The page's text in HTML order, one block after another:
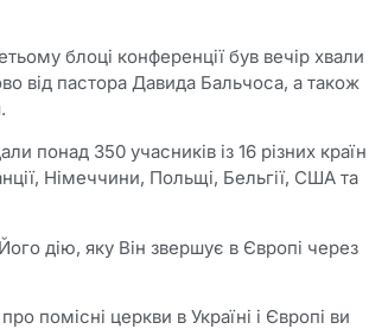
блоці конференції був вечір хвали
від пастора Давида Бальчоса, а також
понад 350 учасників із 16 різних країн
Німеччини, Польщі, Бельгії, США та
дію, яку Він звершує в Європі через
помісні церкви в Україні і Європі ви